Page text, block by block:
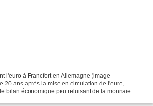
l'euro à Francfort en Allemagne (image
20 ans après la mise en circulation de l'euro,
bilan économique peu reluisant de la monnaie